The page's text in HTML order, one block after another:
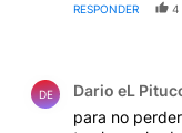
RESPONDER 4
DE Dario eL
para no